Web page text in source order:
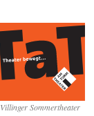
Villinger Sommertheater